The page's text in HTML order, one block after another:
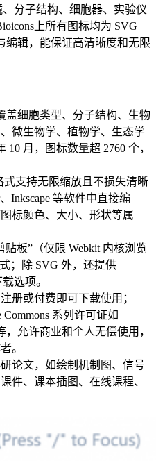
分子结构、细胞器、实验仪
上所有图标均为 SVG
编辑，能保证高清晰度和无限
盖细胞类型、分子结构、生物
微生物学、植物学、生态学
10 月，图标数量超 2760 个，
式支持无限缩放且不损失清晰
Inkscape 等软件中直接编
标颜色、大小、形状等属
贴板”（仅限 Webkit 内核浏览
；除 SVG 外，还提供
选项。
册或付费即可下载使用；
系列许可证如
允许商业和个人无偿使用，
。
论文，如绘制机制图、信号
件、课本插图、在线课程、